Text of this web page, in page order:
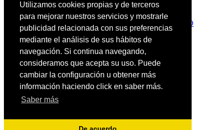
Utilizamos cookies propias y de terceros
para mejorar nuestros servicios y mostrarle
publicidad relacionada con sus preferencias
mediante el análisis de sus hábitos de
navegación. Si continua navegando,
consideramos que acepta su uso. Puede
cambiar la configuración u obtener más
información haciendo click en saber más.
Saber más
PREMIUM
PROTECTORES MALETERO PE
PROTECTORES DE MALETERO CAUCHO
BASIC
ALFOMBRILLAS GOMA PREMIUM
ALFOMBRILLAS GOMA BASIC
OFERTAS
NOVEDADES
CONTACTO
Carrito 0